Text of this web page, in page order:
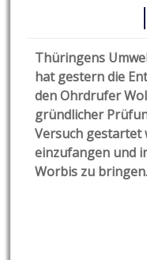
Thüringens
hat gestern die
den Ohrdrufer
gründlicher
Versuch gestartet
einzufangen und
Worbis zu bringen.